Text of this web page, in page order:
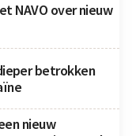
NAVO over nieuw
betrokken
nieuw